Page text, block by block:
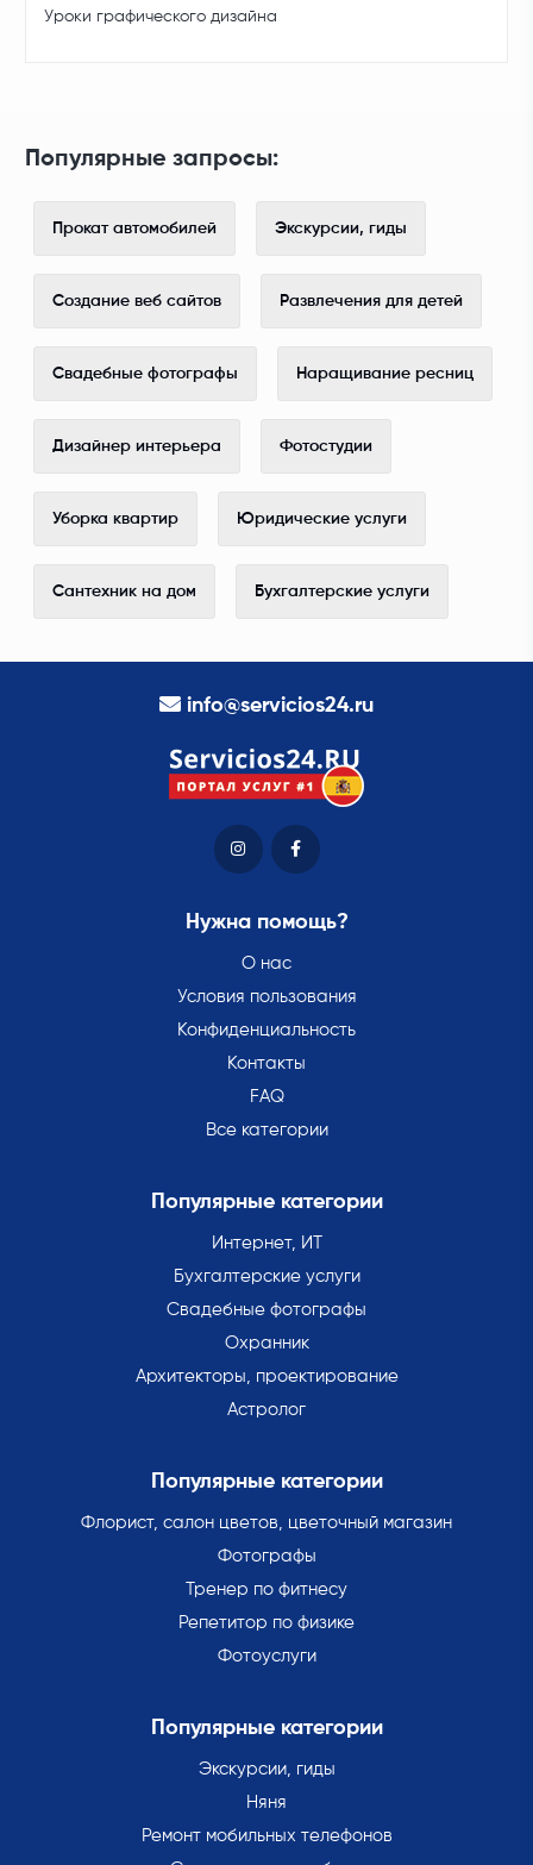
Уроки графического дизайна
Популярные запросы:
Прокат автомобилей Экскурсии, гиды
Создание веб сайтов Развлечения для детей
Свадебные фотографы Наращивание ресниц
Дизайнер интерьера Фотостудии
Уборка квартир Юридические услуги
Сантехник на дом Бухгалтерские услуги
info@servicios24.ru
Нужна помощь?
О нас
Условия пользования
Конфиденциальность
Контакты
FAQ
Все категории
Популярные категории
Интернет, ИТ
Бухгалтерские услуги
Свадебные фотографы
Охранник
Архитекторы, проектирование
Астролог
Популярные категории
Флорист, салон цветов, цветочный магазин
Фотографы
Тренер по фитнесу
Репетитор по физике
Фотоуслуги
Популярные категории
Экскурсии, гиды
Няня
Ремонт мобильных телефонов